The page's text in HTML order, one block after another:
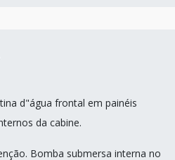
d"água frontal em painéis
da cabine.
Bomba submersa interna no